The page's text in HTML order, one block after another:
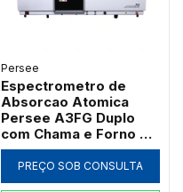
Persee
Espectrometro de
Absorcao Atomica
Persee A3FG Duplo
com Chama e Forno de
Grafite Transversal
PREÇO SOB CONSULTA